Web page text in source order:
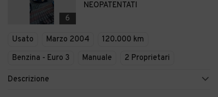
6
NEOPATENTATI
Usato Marzo 2004
120.000 km
Benzina - Euro 3
Manuale 2 Proprietari
Descrizione